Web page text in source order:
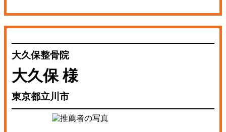
大久保整骨院
大久保 様
東京都立川市